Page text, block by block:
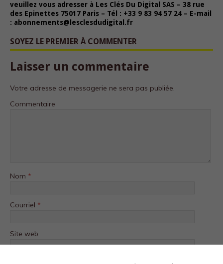
veuillez vous adresser à Les Clés Du Digital SAS – 38 rue
des Epinettes 75017 Paris – Tél : +33 9 83 94 57 24 – E-mail
: abonnements@lesclesdudigital.fr
SOYEZ LE PREMIER À COMMENTER
Laisser un commentaire
Votre adresse de messagerie ne sera pas publiée.
Commentaire
Nom *
Courriel *
Site web